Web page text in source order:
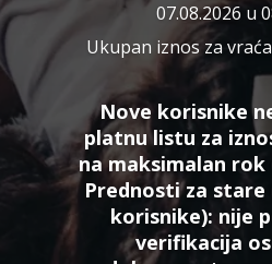
07.08.2026 u
Ukupan iznos za
Nove korisnike
platnu listu za
na maksimalan rok
Prednosti za
korisnike): nije
verifikacija